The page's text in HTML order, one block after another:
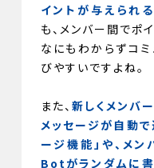
イントが与えられ
も、メンバー間でポ
なにもわからずコミ
びやすいですよね。
また、新しくメンバ
メッセージが自動で
ージ機能」や、メ
Botがランダムに書